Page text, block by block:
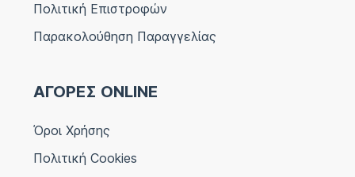
Πολιτική Επιστροφών
Παρακολούθηση Παραγγελίας
ΑΓΟΡΕΣ ONLINE
Όροι Χρήσης
Πολιτική Cookies